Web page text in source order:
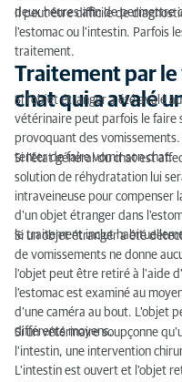
deux heures afin de permettre
Il peut être difficile de
l'estomac ou l'intestin. Parfois
traitement.
Traitement par
chat qui a avalé
Si l'objet étranger a été avalé
vétérinaire peut parfois le
provoquant des
tenter de faire vomir son chat.
Si l'état général du chat est
solution de réhydratation lui
intraveineuse pour compenser
d'un objet étranger dans
le traitement inclut
Si un objet étranger a été
de vomissements ne donne
l'objet peut être retiré à l'aide
l’estomac est examiné au
d’une caméra au bout. L'objet
différents moyens.
Si un vétérinaire soupçonne
l'intestin, une intervention
L'intestin est ouvert et l'objet